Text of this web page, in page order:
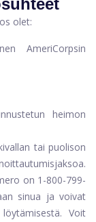
olet:
AmeriCorpsin
heimon
tai puolison
on 1-800-799-
sinua ja voivat
Voit